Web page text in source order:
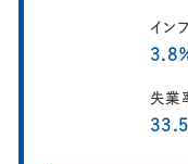
イン
3.8
失業